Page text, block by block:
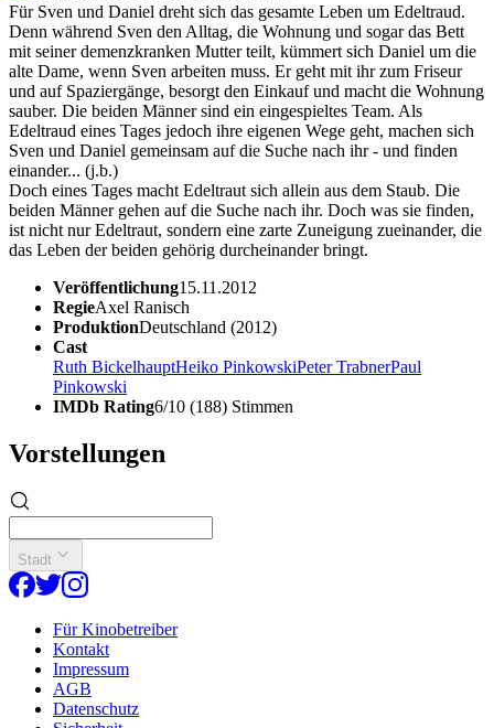
Für Sven und Daniel dreht sich das gesamte Leben um Edeltraud.
Denn während Sven den Alltag, die Wohnung und sogar das Bett
mit seiner demenzkranken Mutter teilt, kümmert sich Daniel um die
alte Dame, wenn Sven arbeiten muss. Er geht mit ihr zum Friseur
und auf Spaziergänge, besorgt den Einkauf und macht die Wohnung
sauber. Die beiden Männer sind ein eingespieltes Team. Als
Edeltraud eines Tages jedoch ihre eigenen Wege geht, machen sich
Sven und Daniel gemeinsam auf die Suche nach ihr - und finden
einander... (j.b.)
Doch eines Tages macht Edeltraut sich allein aus dem Staub. Die
beiden Männer gehen auf die Suche nach ihr. Doch was sie finden,
ist nicht nur Edeltraut, sondern eine zarte Zuneigung zueinander, die
das Leben der beiden gehörig durcheinander bringt.
Veröffentlichung15.11.2012
RegieAxel Ranisch
ProduktionDeutschland (2012)
Cast
Ruth BickelhauptHeiko PinkowskiPeter TrabnerPaul
Pinkowski
IMDb Rating6/10 (188) Stimmen
Vorstellungen
Stadt
Für Kinobetreiber
Kontakt
Impressum
AGB
Datenschutz